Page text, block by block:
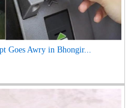
Goes Awry in Bhongir...